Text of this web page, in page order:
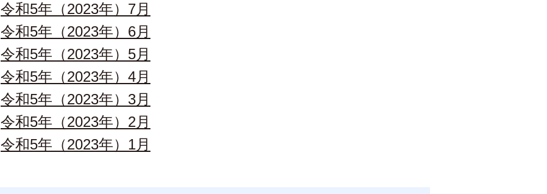
令和5年（2023年）7月
令和5年（2023年）6月
令和5年（2023年）5月
令和5年（2023年）4月
令和5年（2023年）3月
令和5年（2023年）2月
令和5年（2023年）1月